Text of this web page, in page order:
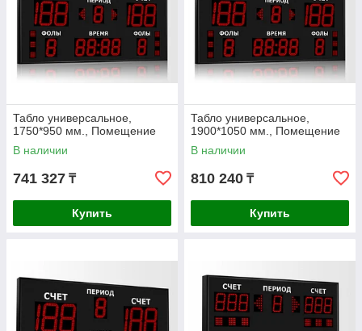
Табло универсальное,
1750*950 мм., Помещение
В наличии
741 327 ₸
Купить
Табло универсальное,
1900*1050 мм., Помещение
В наличии
810 240 ₸
Купить